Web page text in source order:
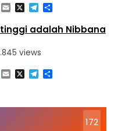
Email
X Telegram
Share
adalah Nibbana
views
Email
X Telegram
Share
172